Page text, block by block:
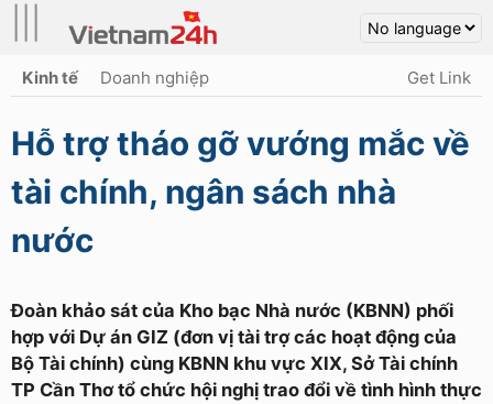
Kinh tế Doanh nghiệp Get Link
Hỗ trợ tháo gỡ vướng mắc về
tài chính, ngân sách nhà
nước
Đoàn khảo sát của Kho bạc Nhà nước (KBNN) phối
hợp với Dự án GIZ (đơn vị tài trợ các hoạt động của
Bộ Tài chính) cùng KBNN khu vực XIX, Sở Tài chính
TP Cần Thơ tổ chức hội nghị trao đổi về tình hình thực